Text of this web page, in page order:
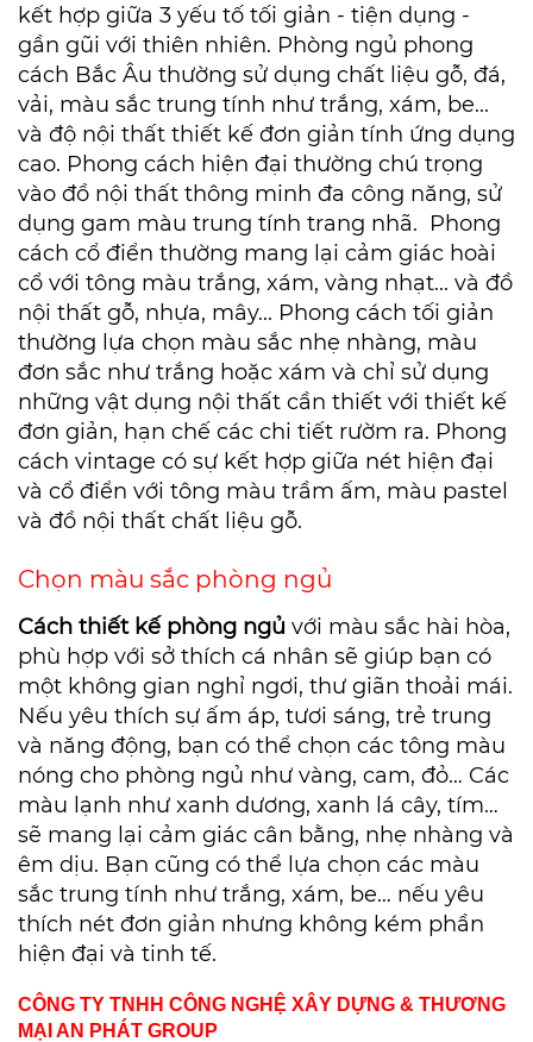
kết hợp giữa 3 yếu tố tối giản - tiện dụng -
gần gũi với thiên nhiên. Phòng ngủ phong
cách Bắc Âu thường sử dụng chất liệu gỗ, đá,
vải, màu sắc trung tính như trắng, xám, be...
và độ nội thất thiết kế đơn giản tính ứng dụng
cao. Phong cách hiện đại thường chú trọng
vào đồ nội thất thông minh đa công năng, sử
dụng gam màu trung tính trang nhã. Phong
cách cổ điển thường mang lại cảm giác hoài
cổ với tông màu trắng, xám, vàng nhạt... và đồ
nội thất gỗ, nhựa, mây... Phong cách tối giản
thường lựa chọn màu sắc nhẹ nhàng, màu
đơn sắc như trắng hoặc xám và chỉ sử dụng
những vật dụng nội thất cần thiết với thiết kế
đơn giản, hạn chế các chi tiết rườm ra. Phong
cách vintage có sự kết hợp giữa nét hiện đại
và cổ điển với tông màu trầm ấm, màu pastel
và đồ nội thất chất liệu gỗ.
Chọn màu sắc phòng ngủ
Cách thiết kế phòng ngủ với màu sắc hài hòa,
phù hợp với sở thích cá nhân sẽ giúp bạn có
một không gian nghỉ ngơi, thư giãn thoải mái.
Nếu yêu thích sự ấm áp, tươi sáng, trẻ trung
và năng động, bạn có thể chọn các tông màu
nóng cho phòng ngủ như vàng, cam, đỏ… Các
màu lạnh như xanh dương, xanh lá cây, tím…
sẽ mang lại cảm giác cân bằng, nhẹ nhàng và
êm dịu. Bạn cũng có thể lựa chọn các màu
sắc trung tính như trắng, xám, be… nếu yêu
thích nét đơn giản nhưng không kém phần
hiện đại và tinh tế.
CÔNG TY TNHH CÔNG NGHỆ XÂY DỰNG & THƯƠNG
MẠI AN PHÁT GROUP